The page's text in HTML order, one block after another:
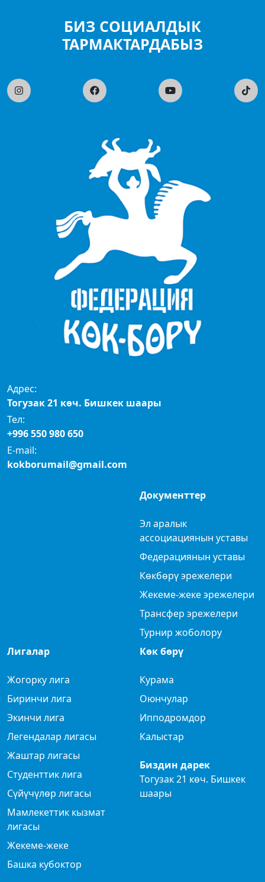
БИЗ СОЦИАЛДЫК
ТАРМАКТАРДАБЫЗ
Адрес:
Тогузак 21 көч. Бишкек шаары
Тел:
+996 550 980 650
E-mail:
kokborumail@gmail.com
Документтер
Эл аралык
ассоциациянын уставы
Федерациянын уставы
Көкбөрү эрежелери
Жекеме-жеке эрежелери
Трансфер эрежелери
Турнир жоболору
Лигалар
Жогорку лига
Биринчи лига
Экинчи лига
Легендалар лигасы
Жаштар лигасы
Студенттик лига
Сүйүчүлөр лигасы
Мамлекеттик кызмат
лигасы
Жекеме-жеке
Башка кубоктор
Көк бөрү
Курама
Оюнчулар
Ипподромдор
Калыстар
Биздин дарек
Тогузак 21 көч. Бишкек
шаары